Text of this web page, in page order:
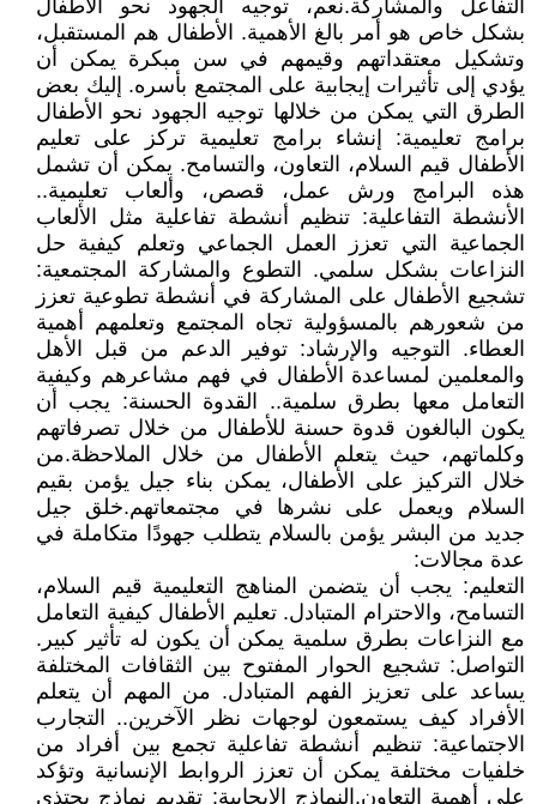
التفاعل والمشاركة.نعم، توجيه الجهود نحو الأطفال
بشكل خاص هو أمر بالغ الأهمية. الأطفال هم المستقبل،
وتشكيل معتقداتهم وقيمهم في سن مبكرة يمكن أن
يؤدي إلى تأثيرات إيجابية على المجتمع بأسره. إليك بعض
الطرق التي يمكن من خلالها توجيه الجهود نحو الأطفال
برامج تعليمية: إنشاء برامج تعليمية تركز على تعليم
الأطفال قيم السلام، التعاون، والتسامح. يمكن أن تشمل
هذه البرامج ورش عمل، قصص، وألعاب تعليمية..
الأنشطة التفاعلية: تنظيم أنشطة تفاعلية مثل الألعاب
الجماعية التي تعزز العمل الجماعي وتعلم كيفية حل
النزاعات بشكل سلمي. التطوع والمشاركة المجتمعية:
تشجيع الأطفال على المشاركة في أنشطة تطوعية تعزز
من شعورهم بالمسؤولية تجاه المجتمع وتعلمهم أهمية
العطاء. التوجيه والإرشاد: توفير الدعم من قبل الأهل
والمعلمين لمساعدة الأطفال في فهم مشاعرهم وكيفية
التعامل معها بطرق سلمية.. القدوة الحسنة: يجب أن
يكون البالغون قدوة حسنة للأطفال من خلال تصرفاتهم
وكلماتهم، حيث يتعلم الأطفال من خلال الملاحظة.من
خلال التركيز على الأطفال، يمكن بناء جيل يؤمن بقيم
السلام ويعمل على نشرها في مجتمعاتهم.خلق جيل
جديد من البشر يؤمن بالسلام يتطلب جهودًا متكاملة في
عدة مجالات:
التعليم: يجب أن يتضمن المناهج التعليمية قيم السلام،
التسامح، والاحترام المتبادل. تعليم الأطفال كيفية التعامل
مع النزاعات بطرق سلمية يمكن أن يكون له تأثير كبير.
التواصل: تشجيع الحوار المفتوح بين الثقافات المختلفة
يساعد على تعزيز الفهم المتبادل. من المهم أن يتعلم
الأفراد كيف يستمعون لوجهات نظر الآخرين.. التجارب
الاجتماعية: تنظيم أنشطة تفاعلية تجمع بين أفراد من
خلفيات مختلفة يمكن أن تعزز الروابط الإنسانية وتؤكد
على أهمية التعاون.النماذج الإيجابية: تقديم نماذج يحتذى